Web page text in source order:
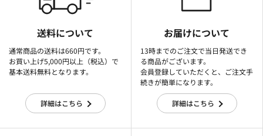
送料について
通常商品の送料は660円です。
お買い上げ5,000円以上（税込）で
基本送料無料となります。
詳細はこちら
お届けについて
13時までのご注文で当日発送でき
る商品がございます。
会員登録していただくと、ご注文手
続きが簡単になります。
詳細はこちら